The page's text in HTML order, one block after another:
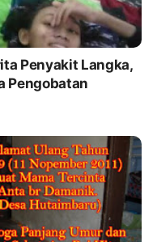
Penyakit Langka,
Pengobatan